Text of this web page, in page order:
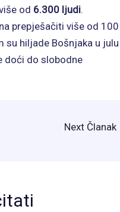
od 6.300 ljudi.
prepješačiti više od 100
hiljade Bošnjaka u julu
doći do slobodne
Next Članak